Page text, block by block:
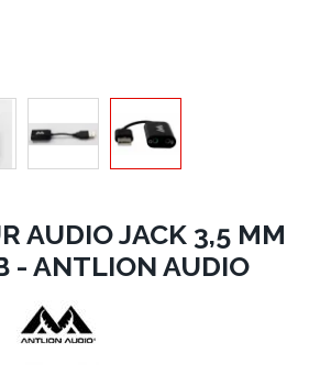
AUDIO JACK 3,5 MM
- ANTLION AUDIO